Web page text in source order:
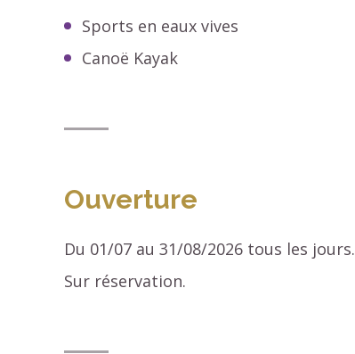
Sports en eaux vives
Canoë Kayak
Ouverture
Du 01/07 au 31/08/2026 tous les jours.
Sur réservation.